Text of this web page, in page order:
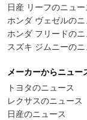
日産 リーフのニュー
ホンダ ヴェゼルのニ
ホンダ フリードのニ
スズキ ジムニーのニ
メーカーからニュー
トヨタのニュース
レクサスのニュース
日産のニュース